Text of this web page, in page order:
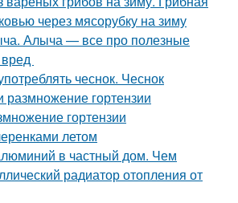
через мясорубку на зиму
Алыча — все про полезные
чеснок. Чеснок
гортензии
гортензии
летом
в частный дом. Чем
радиатор отопления от